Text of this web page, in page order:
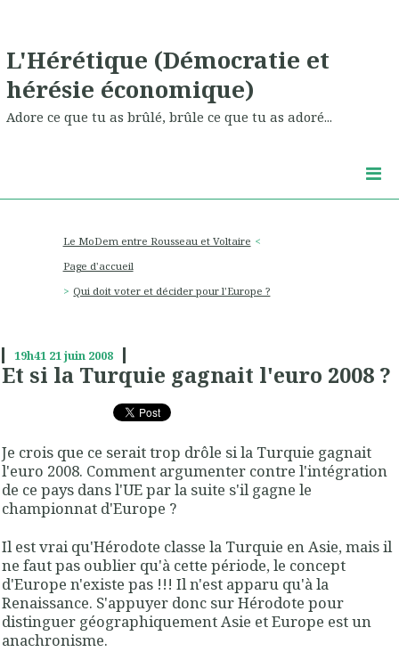
L'Hérétique (Démocratie et
hérésie économique)
Adore ce que tu as brûlé, brûle ce que tu as adoré...
Le MoDem entre Rousseau et Voltaire
Page d'accueil
Qui doit voter et décider pour l'Europe ?
19h41 21juin 2008
Et si la Turquie gagnait l'euro 2008 ?
Je crois que ce serait trop drôle si la Turquie gagnait
l'euro 2008. Comment argumenter contre l'intégration
de ce pays dans l'UE par la suite s'il gagne le
championnat d'Europe ?
Il est vrai qu'Hérodote classe la Turquie en Asie, mais il
ne faut pas oublier qu'à cette période, le concept
d'Europe n'existe pas !!! Il n'est apparu qu'à la
Renaissance. S'appuyer donc sur Hérodote pour
distinguer géographiquement Asie et Europe est un
anachronisme.